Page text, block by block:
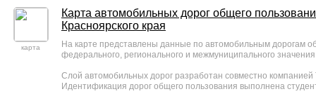
карта
Карта автомобильных дорог общего
Красноярского края
На карте представлены данные по автомобильным дорогам
федерального, регионального и межмуниципального значения
Слой автомобильных дорог разработан совместно
Идентификация дорог общего пользования выполнена